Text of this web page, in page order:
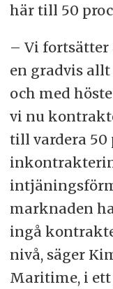
här till 50
– Vi fortsätter
en gradvis
och med
vi nu
till vardera 50
marknaden
ingå
nivå, säger
Maritime, i ett